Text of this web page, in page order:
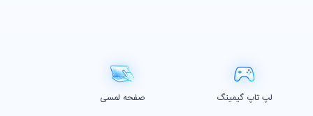
لپ تاپ گیمینگ صفحه لمسی